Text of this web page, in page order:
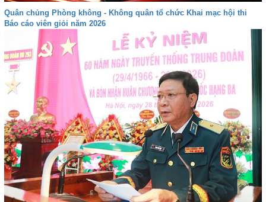
Quân chủng Phòng không - Không quân tổ chức Khai mạc hội thi
Báo cáo viên giỏi năm 2026